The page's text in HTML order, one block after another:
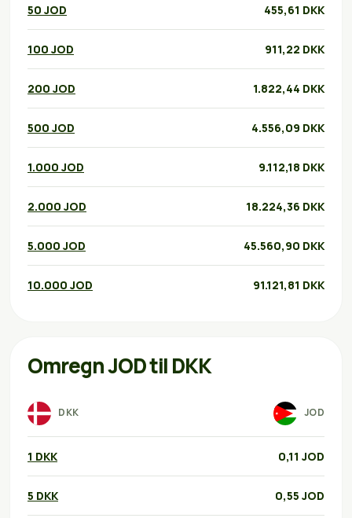
50 JOD 455,61 DKK
100 JOD 911,22 DKK
200 JOD 1.822,44 DKK
500 JOD 4.556,09 DKK
1.000 JOD 9.112,18 DKK
2.000 JOD 18.224,36 DKK
5.000 JOD 45.560,90 DKK
10.000 JOD 91.121,81 DKK
Omregn JOD til DKK
DKK JOD
1 DKK 0,11 JOD
5 DKK 0,55 JOD